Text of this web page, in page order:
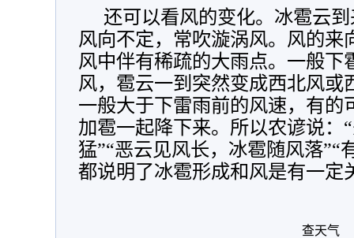
还可以看风的变化。冰雹云
风向不定，常吹漩涡风。风的来
风中伴有稀疏的大雨点。一般下
风，雹云一到突然变成西北风或
一般大于下雷雨前的风速，有的
加雹一起降下来。所以农谚说：
猛”“恶云见风长，冰雹随风落”“
都说明了冰雹形成和风是有一定
查天气